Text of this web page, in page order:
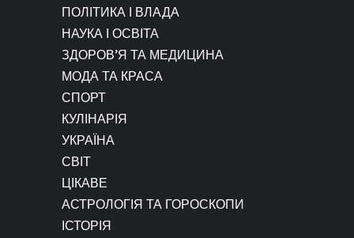
ПОЛІТИКА І ВЛАДА
НАУКА І ОСВІТА
ЗДОРОВ’Я ТА МЕДИЦИНА
МОДА ТА КРАСА
СПОРТ
КУЛІНАРІЯ
УКРАЇНА
СВІТ
ЦІКАВЕ
АСТРОЛОГІЯ ТА ГОРОСКОПИ
ІСТОРІЯ